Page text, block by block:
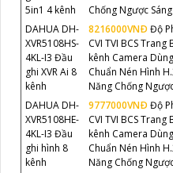
5in1 4 kênh
Chống Ngược
DAHUA DH-
XVR5108HS-
4KL-I3 Đầu
ghi XVR Ai 8
kênh
8216000VNÐ Độ
CVI TVI BCS
kênh Camera
Chuẩn Nén Hình
Năng Chống
DAHUA DH-
XVR5108HE-
4KL-I3 Đầu
ghi hình 8
kênh
9777000VNÐ Độ
CVI TVI BCS
kênh Camera
Chuẩn Nén Hình
Năng Chống